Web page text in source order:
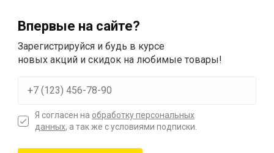
Впервые на сайте?
Зарегистрируйся и будь в курсе
новых акций и скидок на любимые товары!
Я согласен на обработку персональных
данных, а так же с условиями подписки.